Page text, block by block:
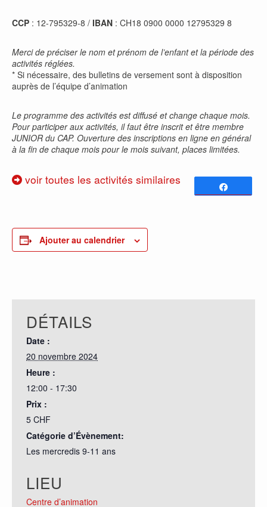
CCP : 12-795329-8 / IBAN : CH18 0900 0000 12795329 8
Merci de préciser le nom et prénom de l’enfant et la période des
activités réglées.
* Si nécessaire, des bulletins de versement sont à disposition
auprès de l’équipe d’animation
Le programme des activités est diffusé et change chaque mois.
Pour participer aux activités, il faut être inscrit et être membre
JUNIOR du CAP. Ouverture des inscriptions en ligne en général
à la fin de chaque mois pour le mois suivant, places limitées.
voir toutes les activités similaires
Ajouter au calendrier
DÉTAILS
Date :
20 novembre 2024
Heure :
12:00 - 17:30
Prix :
5 CHF
Catégorie d’Évènement:
Les mercredis 9-11 ans
LIEU
Centre d’animation